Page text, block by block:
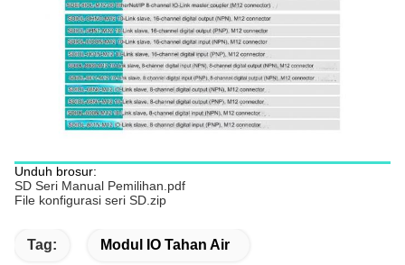
Unduh brosur:
SD Seri Manual Pemilihan.pdf
File konfigurasi seri SD.zip
Tag: Modul IO Tahan Air